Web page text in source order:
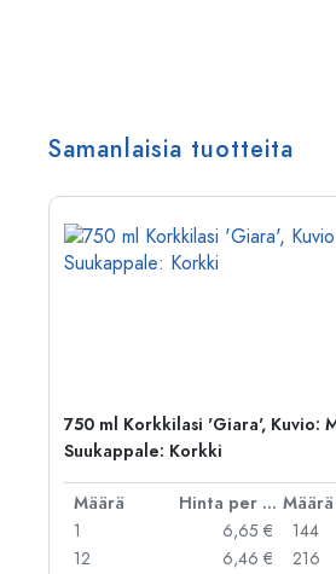
Samanlaisia tuotteita
750 ml Korkkilasi 'Giara', Kuvio:
Suukappale: Korkki
Määrä Hinta per kpl Määrä
1
6,65 €
12
6,46 €
144
216